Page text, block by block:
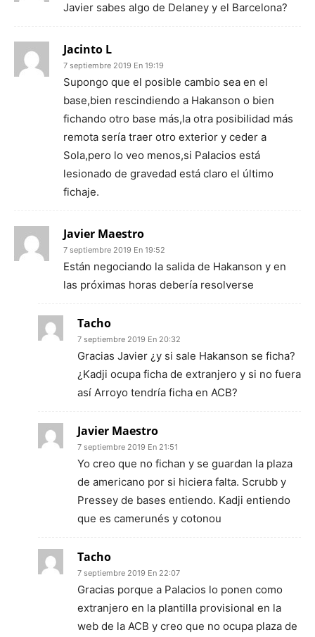
Javier sabes algo de Delaney y el Barcelona?
Jacinto L
7 septiembre 2019 En 19:19
Supongo que el posible cambio sea en el
base,bien rescindiendo a Hakanson o bien
fichando otro base más,la otra posibilidad más
remota sería traer otro exterior y ceder a
Sola,pero lo veo menos,si Palacios está
lesionado de gravedad está claro el último
fichaje.
Javier Maestro
7 septiembre 2019 En 19:52
Están negociando la salida de Hakanson y en
las próximas horas debería resolverse
Tacho
7 septiembre 2019 En 20:32
Gracias Javier ¿y si sale Hakanson se ficha?
¿Kadji ocupa ficha de extranjero y si no fuera
así Arroyo tendría ficha en ACB?
Javier Maestro
7 septiembre 2019 En 21:51
Yo creo que no fichan y se guardan la plaza
de americano por si hiciera falta. Scrubb y
Pressey de bases entiendo. Kadji entiendo
que es camerunés y cotonou
Tacho
7 septiembre 2019 En 22:07
Gracias porque a Palacios lo ponen como
extranjero en la plantilla provisional en la
web de la ACB y creo que no ocupa plaza de